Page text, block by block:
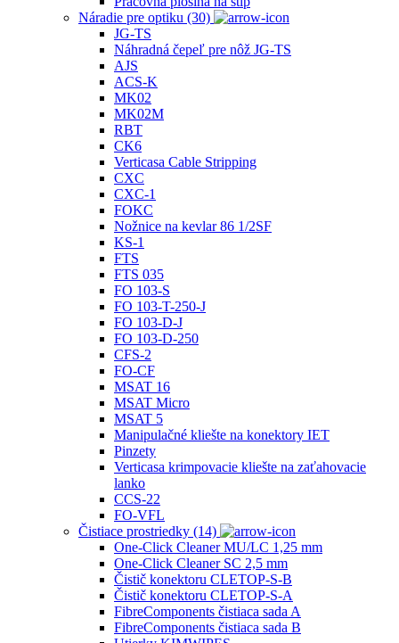
Náradie pre optiku (30)
JG-TS
Náhradná čepeľ pre nôž JG-TS
AJS
ACS‐K
MK02
MK02M
RBT
CK6
Verticasa Cable Stripping
CXC
CXC-1
FOKC
Nožnice na kevlar 86 1/2SF
KS‐1
FTS
FTS 035
FO 103‐S
FO 103‐T-250-J
FO 103‐D‐J
FO 103‐D‐250
CFS‐2
FO-CF
MSAT 16
MSAT Micro
MSAT 5
Manipulačné kliešte na konektory IET
Pinzety
Verticasa krimpovacie kliešte na zaťahovacie
lanko
CCS-22
FO-VFL
Čistiace prostriedky (14)
One-Click Cleaner MU/LC 1,25 mm
One-Click Cleaner SC 2,5 mm
Čistič konektoru CLETOP-S-B
Čistič konektoru CLETOP-S-A
FibreComponents čistiaca sada A
FibreComponents čistiaca sada B